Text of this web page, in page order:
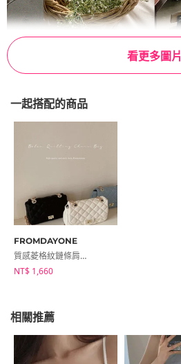
看更多圖片
一起搭配的商品
FROMDAYONE
質感菱格紋鏈條肩背包
NT$ 1,660
相關推薦